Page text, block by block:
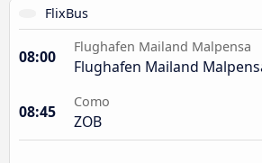
FlixBus
08:00
Flughafen Mailand Malpensa
Flughafen Mailand
08:45
Como
ZOB